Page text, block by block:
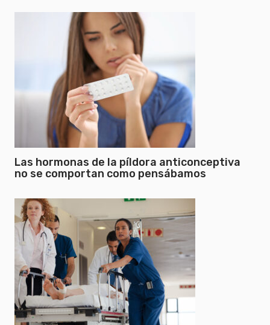
Las hormonas de la píldora anticonceptiva
no se comportan como pensábamos